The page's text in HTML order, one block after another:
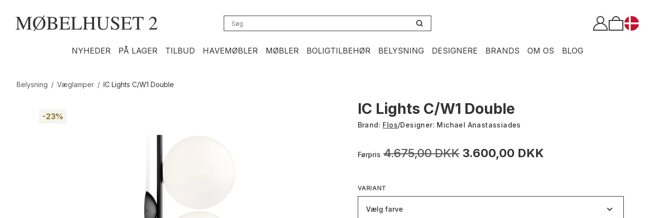
NYHEDER PÅ LAGER TILBUD HAVEMØBLER MØBLER BOLIGTILBEHØR BELYSNING DESIGNERE BRANDS OM OS BLOG
Belysning / Væglamper / IC Lights C/W1 Double
-23% IC Lights C/W1 Double
Brand: Flos/Designer: Michael Anastassiades
Førpris 4.675,00 DKK 3.600,00 DKK
VARIANT
Vælg farve